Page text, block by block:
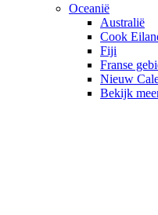
Oceanië
Australië
Cook
Fiji
Franse
Nieuw
Bekijk